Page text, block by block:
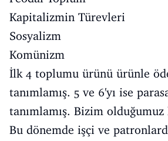
Kapitalizmin Türevleri
Sosyalizm
Komünizm
İlk 4 toplumu ürünü ürünle
tanımlamış. 5 ve 6'yı ise
tanımlamış. Bizim olduğumuz
Bu dönemde işçi ve